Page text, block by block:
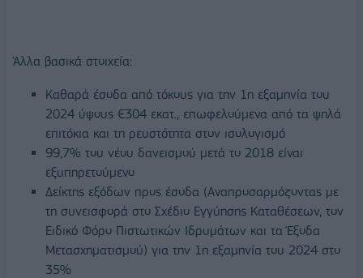
Άλλα βασικά στοιχεία:
Καθαρά έσοδα από τόκους για την 1η εξαμηνία του
2024 ύψους €304 εκατ., επωφελούμενα από τα ψηλά
επιτόκια και τη ρευστότητα στον ισολογισμό
99,7% του νέου δανεισμού μετά το 2018 είναι
εξυπηρετούμενο
Δείκτης εξόδων προς έσοδα (Αναπροσαρμόζοντας με
τη συνεισφορά στο Σχέδιο Εγγύησης Καταθέσεων, τον
Ειδικό Φόρο Πιστωτικών Ιδρυμάτων και τα Έξοδα
Μετασχηματισμού) για την 1η εξαμηνία του 2024 στο
35%